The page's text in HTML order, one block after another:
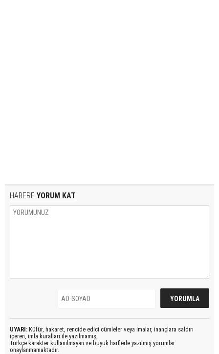
HABERE YORUM KAT
UYARI: Küfür, hakaret, rencide edici cümleler veya imalar, inançlara saldırı
içeren, imla kuralları ile yazılmamış,
Türkçe karakter kullanılmayan ve büyük harflerle yazılmış yorumlar
onaylanmamaktadır.